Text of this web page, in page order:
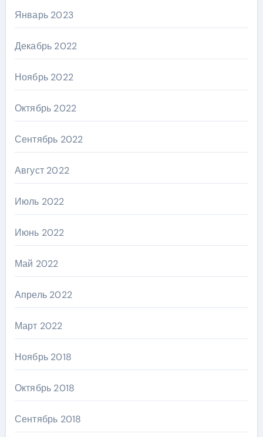
Январь 2023
Декабрь 2022
Ноябрь 2022
Октябрь 2022
Сентябрь 2022
Август 2022
Июль 2022
Июнь 2022
Май 2022
Апрель 2022
Март 2022
Ноябрь 2018
Октябрь 2018
Сентябрь 2018